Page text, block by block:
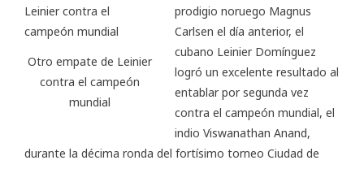
Otro empate de Leinier
contra el campeón
mundial
prodigio noruego Magnus
Carlsen el día anterior, el
cubano Leinier Domínguez
logró un excelente resultado al
entablar por segunda vez
contra el campeón mundial, el
indio Viswanathan Anand,
durante la décima ronda del fortísimo torneo Ciudad de